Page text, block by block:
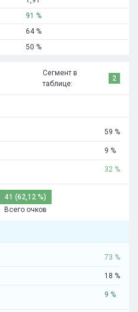
91 %
64 %
50 %
Сегмент в
таблице:
2
59 %
9 %
32 %
41 (62,12 %)
Всего очков
73 %
18 %
9 %